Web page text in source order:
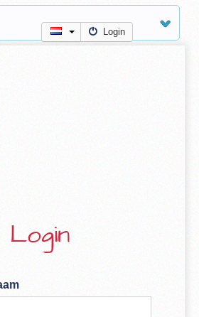
Login
Login